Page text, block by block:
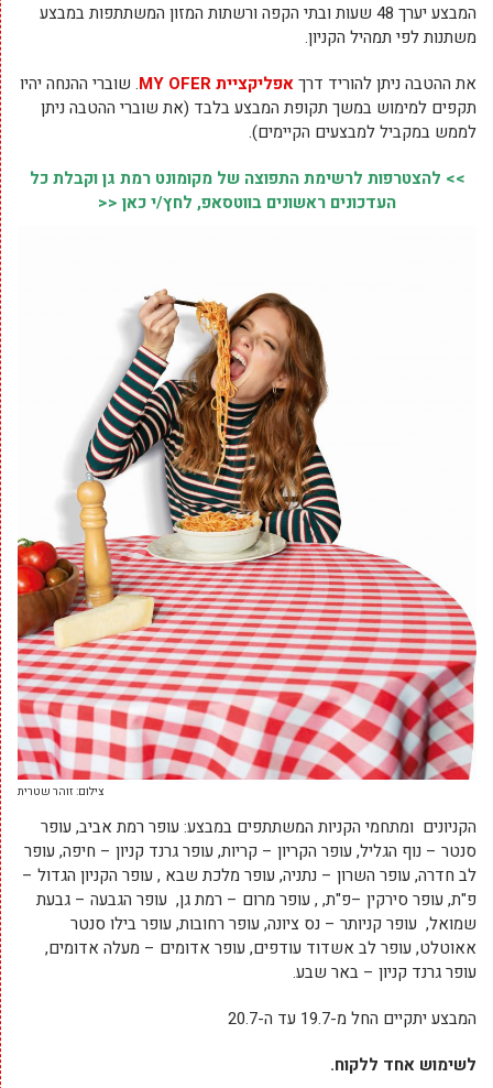
המבצע יערך 48 שעות ובתי הקפה ורשתות המזון המשתתפות במבצע
משתנות לפי תמהיל הקניון.
את ההטבה ניתן להוריד דרךאפליקצייתMY OFER. שוברי ההנחה יהיו
תקפים למימוש במשך תקופת המבצע בלבד (את שוברי ההטבה ניתן
לממש במקביל למבצעים הקיימים).
>> להצטרפות לרשימת התפוצה של מקומונט רמת גן וקבלת כל
העדכונים ראשונים בווטסאפ, לחץ/י כאן <<
צילום: זוהר שטרית
הקניונים ומתחמי הקניות המשתתפים במבצע: עופר רמת אביב, עופר
סנטר – נוף הגליל, עופר הקריון – קריות, עופר גרנד קניון – חיפה, עופר
לב חדרה, עופר השרון – נתניה, עופר מלכת שבא , עופר הקניון הגדול –
פ"ת, עופר סירקין –פ"ת, , עופר מרום – רמת גן, עופר הגבעה – גבעת
שמואל, עופר קניותר – נס ציונה, עופר רחובות, עופר בילו סנטר
אאוטלט, עופר לב אשדוד עודפים, עופר אדומים – מעלה אדומים,
עופר גרנד קניון – באר שבע.
המבצע יתקיים החל מ-19.7 עד ה-20.7
לשימוש אחד ללקוח.